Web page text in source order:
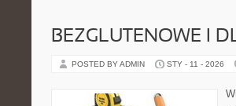
BEZGLUTENOWE I
POSTED BY ADMIN STY - 11 - 2026